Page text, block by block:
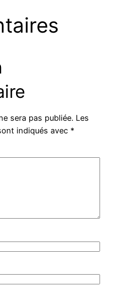
sera pas publiée. Les
indiqués avec *